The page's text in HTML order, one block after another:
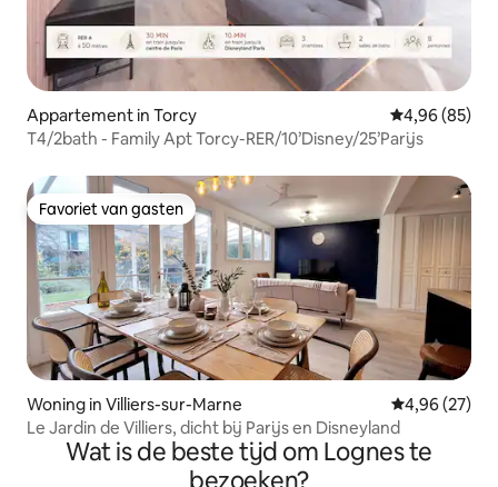
Appartement in Torcy Gemiddelde
4,96 (85)
T4/2bath - Family Apt Torcy-RER/10’Disney/25’Parijs
Favoriet van gasten
Favoriet van gasten
Woning in Villiers-sur-Marne Gemiddelde
4,96 (27)
Le Jardin de Villiers, dicht bij Parijs en Disneyland
Wat is de beste tijd om Lognes te